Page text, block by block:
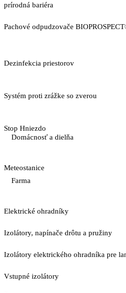
prírodná bariéra
Pachové odpudzovače
Dezinfekcia priestorov
Systém proti zrážke so zverou
Stop Hniezdo
Domácnosť a dielňa
Meteostanice
Farma
Elektrické ohradníky
Izolátory, napínače drôtu a pružiny
Izolátory elektrického ohradníka pre
Vstupné izolátory